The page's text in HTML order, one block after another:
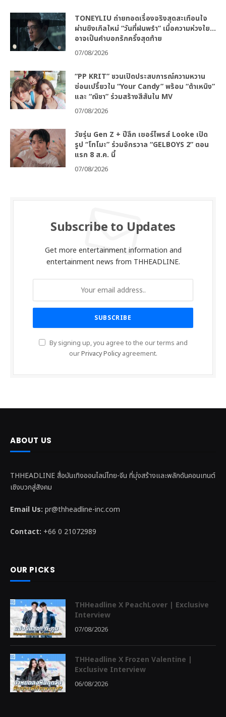
TONEYLIU ถ่ายทอดเรื่องจริงสุดสะเทือนใจ
ผ่านซิงเกิลใหม่ “วันที่ฝนพรำ” เมื่อความห่วงใย…
อาจเป็นคำบอกรักครั้งสุดท้าย
07/08/2026
“PP KRIT” ชวนเปิดประสบการณ์ความหวาน
ซ่อนเปรี้ยวใน “Your Candy” พร้อม “ต้าเหนิง”
และ “ณิชา” ร่วมสร้างสีสันใน MV
07/08/2026
วัยรุ่น Gen Z + ปีลึก เซอร์ไพรส์ Looke เปิด
รูป “โทโมะ” ร่วมจักรวาล “GELBOYS 2” ตอน
แรก 8 ส.ค. นี้
07/08/2026
Subscribe to Updates
Get more entertainment information and
entertainment news from THHEADLINE.
By signing up, you agree to the our terms and
ourPrivacy Policyagreement.
ABOUT US
THHEADLINE สื่อบันเทิงออนไลน์ไทย-จีน ที่มุ่งสร้างและพลักดันคอนเทนต์
เชิงบวกสู่สังคม
Email Us: pr@thheadline-inc.com
Contact: +66 0 21072989
OUR PICKS
THHeadline X PeachLover | Exclusive
Interview
07/08/2026
THHeadline X Frozen Valentine |
Exclusive Interview
06/08/2026